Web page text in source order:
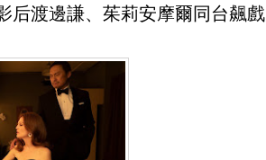
后渡邊謙、茱莉安摩爾同台飆戲